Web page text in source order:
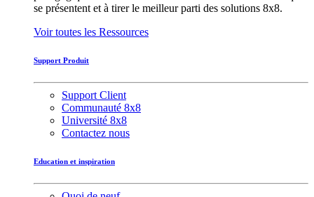
se présentent et à tirer le meilleur parti des solutions 8x8.
Voir toutes les Ressources
Support Produit
Support Client
Communauté 8x8
Université 8x8
Contactez nous
Education et inspiration